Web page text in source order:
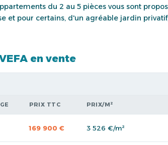
du 2 au 5 pièces vous sont
et pour certains, d'un agréable jardin
en vente
PRIX TTC PRIX/M²
169 900 € 3 526 €/m²